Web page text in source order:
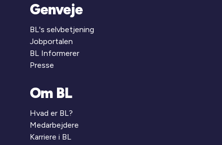
Genveje
BL's selvbetjening
Jobportalen
BL Informerer
Presse
Om BL
Hvad er BL?
Medarbejdere
Karriere i BL